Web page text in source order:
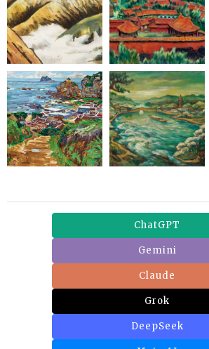
ChatGPT
Gemini
Claude
Grok
DeepSeek